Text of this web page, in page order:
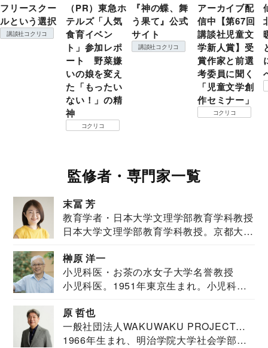
フリースクー
ルという選択
講談社コクリコ
（PR）東急ホ
テルズ「人気
食育イベン
ト」参加レポ
ート 野菜嫌
いの娘を変え
た「もったい
ない！」の精
神
コクリコ
『神の蝶、舞
う果て』公式
サイト
講談社コクリコ
アーカイブ配
信中【第67回
講談社児童文
学新人賞】受
賞作家と前選
考委員に聞く
「児童文学創
作セミナー」
コクリコ
監修者・専門家一覧
末冨 芳
教育学者・日本大学文理学部教育学科教授
日本大学文理学部教育学科教授。京都大学
榊原 洋一
小児科医・お茶の水女子大学名誉教授
小児科医。1951年東京生まれ。小児科
原 哲也
一般社団法人WAKUWAKU PROJECT
JAPAN代表・言語聴覚士・社会福祉士
1966年生まれ、明治学院大学社会学部福